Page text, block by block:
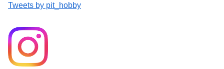
Tweets by pit_hobby